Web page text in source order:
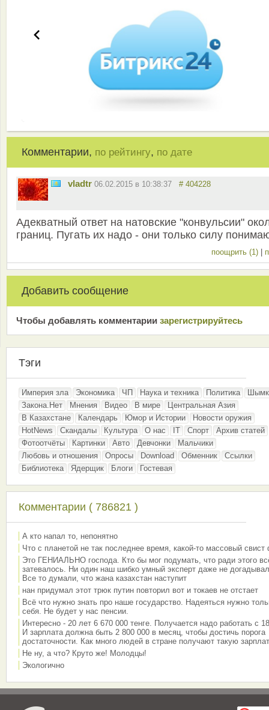
Комментарии, по рейтингу, по дате
vladtr 06.02.2015 в 10:38:37 # 404228
Адекватный ответ на натовские "конвульсии"
границ. Пугать их надо - они только силу
поощрить (1)
Добавить сообщение
Чтобы добавлять комментарии зарeгиcтрирyйтeсь
Тэги
Империя зла Экономика ЧП Наука и техника Политика
Закона.Нет
Мнения Видео В мире
Центральная Азия
В Казахстане
Календарь Юмор и Истории
Новости оружия
HotNews
Скандалы Культура О нас IT Спорт
Архив статей
Фотоотчёты
Картинки Авто Девчонки
Мальчики
Любовь и отношения
Опросы Download Обменник
Ссылки
Библиотека
Ядерщик Блоги Гостевая
Комментарии ( 786821 )
А кто напал то, непонятно
Что с планетой не так последнее время, какой-то массовый свист
Это ГЕНИАЛЬНО господа. Кто бы мог подумать, что ради этого
затевалось. Ни один наш шибко умный эксперт даже не
Все то думали, что жана казахстан наступит
нан придумал этот трюк путин повторил вот и токаев не отстает
Всё что нужно знать про наше государство. Надеяться нужно
себя. Не будет у нас пенсии.
Интересно - 20 лет 6 670 000 тенге. Получается надо работать с
И зарплата должна быть 2 800 000 в месяц, чтобы достичь порога
достаточности. Как много людей в стране получают такую
Не ну, а что? Круто же! Молодцы!
Экологично